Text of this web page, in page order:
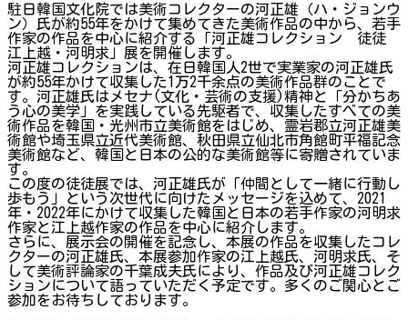
駐日韓国文化院では美術コレクターの河正雄（ハ・ジョンウ
ン）氏が約55年をかけて集めてきた美術作品の中から、若手
作家の作品を中心に紹介する「河正雄コレクション 徒徒
江上越・河明求」展を開催します。
河正雄コレクションは、在日韓国人2世で実業家の河正雄氏
が約55年かけて収集した1万2千余点の美術作品群のことで
す。河正雄氏はメセナ(文化・芸術の支援)精神と「分かちあ
う心の美学」を実践している先駆者で、収集したすべての美
術作品を韓国・光州市立美術館をはじめ、霊岩郡立河正雄美
術館や埼玉県立近代美術館、秋田県立仙北市角館町平福記念
美術館など、韓国と日本の公的な美術館等に寄贈されていま
す。
この度の徒徒展では、河正雄氏が「仲間として一緒に行動し
歩もう」という次世代に向けたメッセージを込めて、2021
年・2022年にかけて収集した韓国と日本の若手作家の河明求
作家と江上越作家の作品を中心に紹介します。
さらに、展示会の開催を記念し、本展の作品を収集したコレ
クターの河正雄氏、本展参加作家の江上越氏、河明求氏、そ
して美術評論家の千葉成夫氏により、作品及び河正雄コレク
ションについて語っていただく予定です。多くのご関心とご
参加をお待ちしております。